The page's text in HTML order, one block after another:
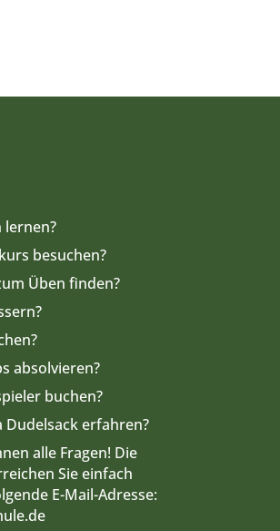
lernen?
besuchen?
Üben finden?
absolvieren?
buchen?
Dudelsack erfahren?
alle Fragen! Die
Sie einfach
E-Mail-Adresse: